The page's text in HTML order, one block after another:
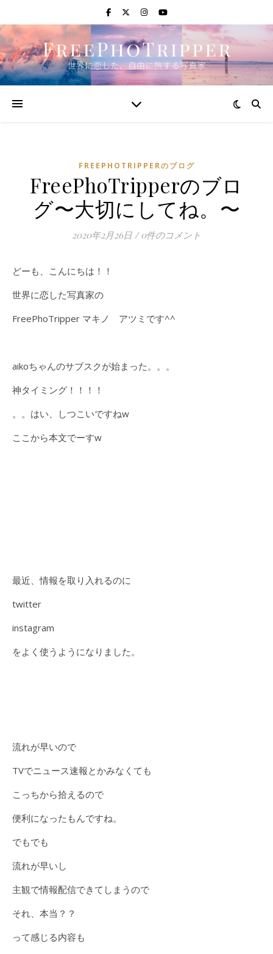
FREEPHOTRIPPERのブログ
FreePhoTripperのブロ
グ〜大切にしてね。〜
2020年2月26日 / 0件のコメント
どーも、こんにちは！！
世界に恋した写真家の
FreePhoTripper マキノ アツミです^^
aikoちゃんのサブスクが始まった。。。
神タイミング！！！！
。。はい、しつこいですねw
ここから本文でーすw
最近、情報を取り入れるのに
twitter
instagram
をよく使うようになりました。
流れが早いので
TVでニュース速報とかみなくても
こっちから拾えるので
便利になったもんですね。
でもでも
流れが早いし
主観で情報配信できてしまうので
それ、本当？？
って感じる内容も